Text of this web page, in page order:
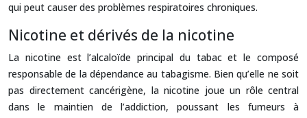
qui peut causer des problèmes respiratoires chroniques.
Nicotine et dérivés de la nicotine
La nicotine est l’alcaloïde principal du tabac et le composé
responsable de la dépendance au tabagisme. Bien qu’elle ne soit
pas directement cancérigène, la nicotine joue un rôle central
dans le maintien de l’addiction, poussant les fumeurs à